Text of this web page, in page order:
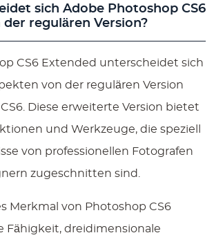
sich Adobe Photoshop CS6
der regulären Version?
CS6 Extended unterscheidet sich
von der regulären Version
Diese erweiterte Version bietet
und Werkzeuge, die speziell
von professionellen Fotografen
zugeschnitten sind.
Merkmal von Photoshop CS6
Fähigkeit, dreidimensionale